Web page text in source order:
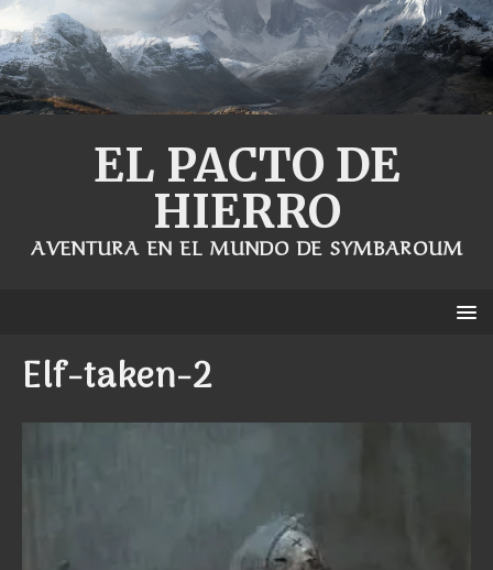
EL PACTO DE
HIERRO
AVENTURA EN EL MUNDO DE SYMBAROUM
Elf-taken-2